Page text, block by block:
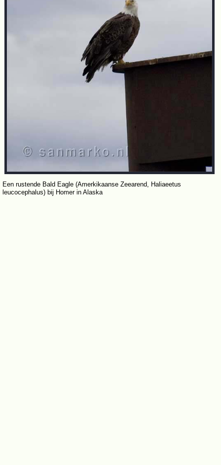
Een rustende Bald Eagle (Amerkikaanse Zeearend, Haliaeetus
leucocephalus) bij Homer in Alaska